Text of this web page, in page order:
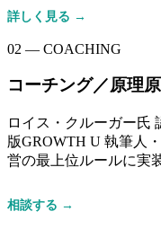
詳しく見る →
02 — COACHING
コーチング／原理
ロイス・クルーガー氏
版GROWTH U 執筆人
営の最上位ルールに実
相談する →